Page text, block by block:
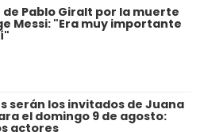
de Pablo Giralt por la muerte
Messi: "Era muy importante
serán los invitados de Juana
el domingo 9 de agosto:
actores